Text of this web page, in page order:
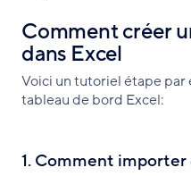
Comment créer
dans Excel
Voici un tutoriel étape
tableau de bord Excel:
1. Comment importer